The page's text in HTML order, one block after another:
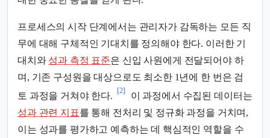
프로세스의 시작 단계에서는 관리자가 감독하는 모든 직
무에 대해 구체적인 기대치를 정의해야 한다. 이러한 기
대치와 성과 측정 표준은 신입 사원에게 전달되어야 하
며, 기존 구성원을 대상으로도 최소한 1년에 한 번은 검
토 과정을 거쳐야 한다.
[2]
이 과정에서 수집된 데이터는
성과 관련 지표를 통해 전처리 및 정규화 과정을 거치며,
이는 성과를 평가하고 예측하는 데 핵심적인 역할을 수